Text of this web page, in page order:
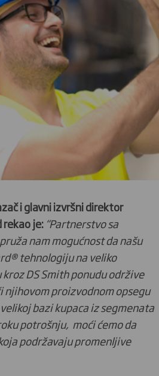
i glavni izvršni direktor
rekao je: “Partnerstvo sa
nam mogućnost da našu
tehnologiju na veliko
DS Smith ponudu održive
njihovom proizvodnom opsegu
bazi kupaca iz segmenata
potrošnju, moći ćemo da
podržavaju promenljive